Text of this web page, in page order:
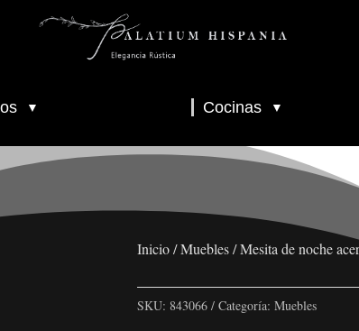
▼
▼
Cocinas ▼
Inicio/Muebles/ Mesita de noche
SKU: 843066 Categoría: Muebles